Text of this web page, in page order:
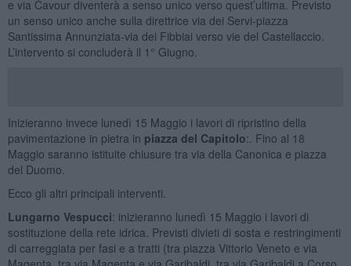
e via Cavour diventerà a senso unico verso quest’ultima. Previsto
un senso unico anche sulla direttrice via dei Servi-piazza
Santissima Annunziata-via dei Fibbiai verso vie del Castellaccio.
L’intervento si concluderà il 1° Giugno.
Inizieranno invece lunedì 15 Maggio i lavori di ripristino della
pavimentazione in pietra in piazza del Capitolo:. Fino al 18
Maggio saranno istituite chiusure tra via della Canonica e piazza
del Duomo.
Ecco gli altri principali interventi.
Lungarno Vespucci: inizieranno lunedì 15 Maggio i lavori di
sostituzione della rete idrica. Previsti divieti di sosta e restringimenti
di carreggiata per fasi e a tratti (tra piazza Vittorio Veneto e via